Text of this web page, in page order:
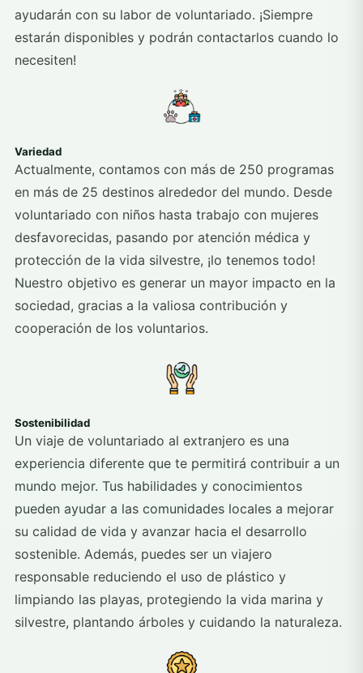
ayudarán con su labor de voluntariado. ¡Siempre
estarán disponibles y podrán contactarlos cuando lo
necesiten!
Variedad
Actualmente, contamos con más de 250 programas
en más de 25 destinos alrededor del mundo. Desde
voluntariado con niños hasta trabajo con mujeres
desfavorecidas, pasando por atención médica y
protección de la vida silvestre, ¡lo tenemos todo!
Nuestro objetivo es generar un mayor impacto en la
sociedad, gracias a la valiosa contribución y
cooperación de los voluntarios.
Sostenibilidad
Un viaje de voluntariado al extranjero es una
experiencia diferente que te permitirá contribuir a un
mundo mejor. Tus habilidades y conocimientos
pueden ayudar a las comunidades locales a mejorar
su calidad de vida y avanzar hacia el desarrollo
sostenible. Además, puedes ser un viajero
responsable reduciendo el uso de plástico y
limpiando las playas, protegiendo la vida marina y
silvestre, plantando árboles y cuidando la naturaleza.